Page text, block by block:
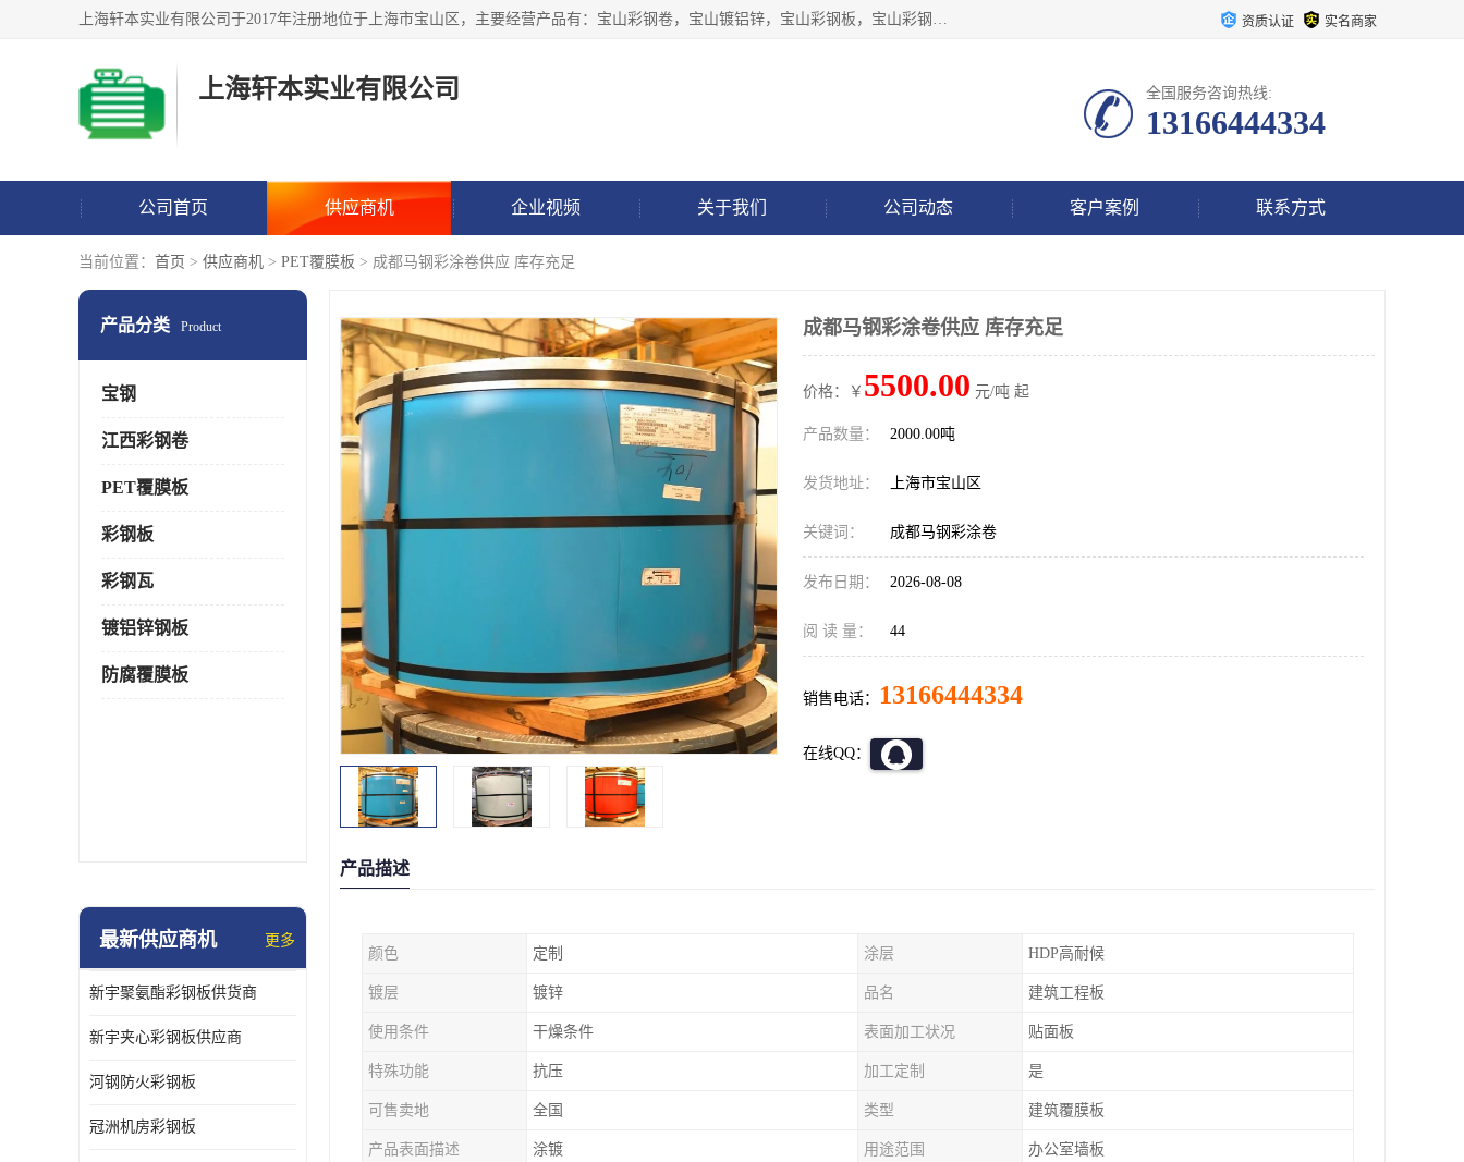
上海轩本实业有限公司于2017年注册地位于上海市宝山区，主要经营产品有：宝山彩钢卷，宝山镀铝锌，宝山彩钢板，宝山彩钢瓦等产品的生产和销售。 资质认证 实名商家
上海轩本实业有限公司 全国服务咨询热线:
13166444334
公司首页 供应商机 企业视频 关于我们 公司动态 客户案例 联系方式
当前位置： 首页 > 供应商机 > PET覆膜板 > 成都马钢彩涂卷供应 库存充足
产品分类 Product
宝钢
江西彩钢卷
PET覆膜板
彩钢板
彩钢瓦
镀铝锌钢板
防腐覆膜板
最新供应商机 更多
新宇聚氨酯彩钢板供货商
新宇夹心彩钢板供应商
河钢防火彩钢板
冠洲机房彩钢板
成都马钢彩涂卷供应 库存充足
价格：￥ 5500.00 元/吨 起
产品数量： 2000.00吨
发货地址： 上海市宝山区
关键词： 成都马钢彩涂卷
发布日期： 2026-08-08
阅 读 量： 44
销售电话： 13166444334
在线QQ：
产品描述
颜色 定制 涂层 HDP高耐候
镀层 镀锌 品名 建筑工程板
使用条件 干燥条件 表面加工状况 贴面板
特殊功能 抗压 加工定制 是
可售卖地 全国 类型 建筑覆膜板
产品表面描述 涂镀 用途范围 办公室墙板